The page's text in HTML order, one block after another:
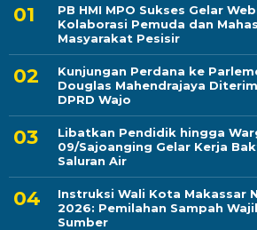
PB HMI MPO Sukses Gelar
Kolaborasi Pemuda dan
Masyarakat Pesisir
Kunjungan Perdana ke
Douglas Mahendrajaya
DPRD Wajo
Libatkan Pendidik hingga
09/Sajoanging Gelar Kerja
Saluran Air
Instruksi Wali Kota Makassar
2026: Pemilahan Sampah
Sumber